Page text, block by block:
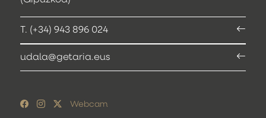
T. (+34) 943 896 024
udala@getaria.eus
Webcam